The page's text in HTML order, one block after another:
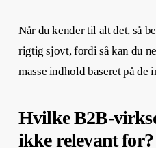
Når du kender til alt det, så
rigtig sjovt, fordi så kan du
masse indhold baseret på de
Hvilke B2B-
ikke relevant for?